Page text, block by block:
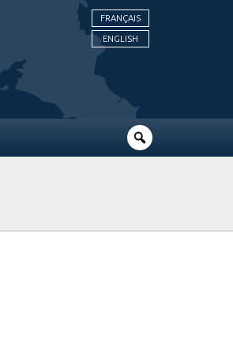
FRANÇAIS
ENGLISH